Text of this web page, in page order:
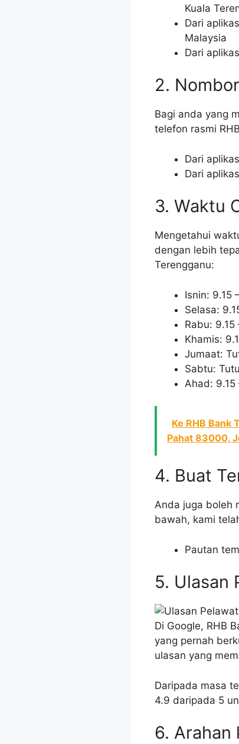
Kuala
Dari
Malaysia
Dari
2.
Bagi anda yang
telefon rasmi
Dari
Dari
3. Waktu
Mengetahui
dengan lebih
Terengganu:
Isnin: 9.15
Selasa:
Rabu: 9.15
Khamis:
Jumaat:
Sabtu:
Ahad: 9.15
Ke RHB Bank
Pahat 83000,
4. Buat
Anda juga boleh
bawah, kami
Pautan
5. Ulasan
Di Google, RHB
yang pernah
ulasan yang
Daripada masa
4.9 daripada 5
6. Arahan